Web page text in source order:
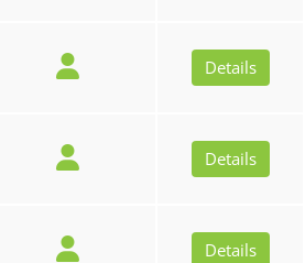
Details
Details
Details